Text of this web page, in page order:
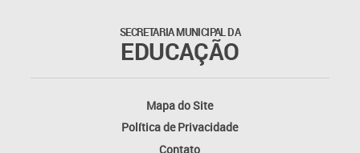
Pareceres
SECRETARIA MUNICIPAL DA
EDUCAÇÃO
Mapa do Site
Política de Privacidade
Contato